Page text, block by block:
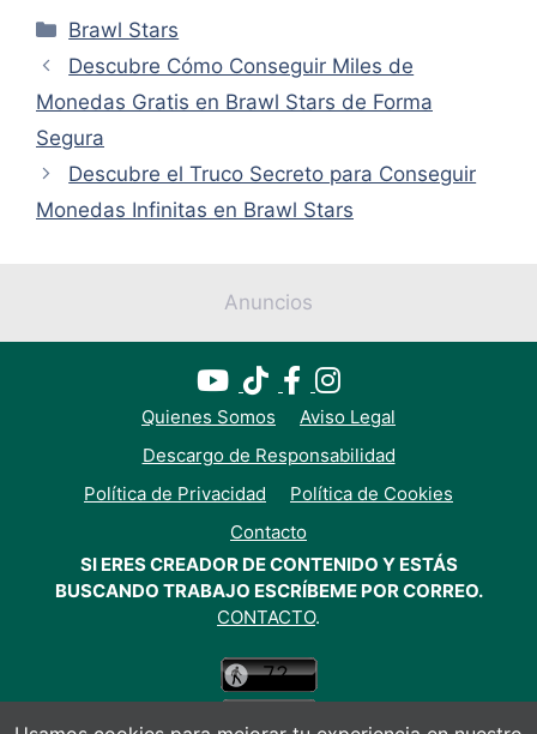
Categorías
Brawl Stars
Descubre Cómo Conseguir Miles de
Monedas Gratis en Brawl Stars de Forma
Segura
Descubre el Truco Secreto para Conseguir
Monedas Infinitas en Brawl Stars
Anuncios
Quienes Somos
Aviso Legal
Descargo de Responsabilidad
Política de Privacidad
Política de Cookies
Contacto
SI ERES CREADOR DE CONTENIDO Y ESTÁS
BUSCANDO TRABAJO ESCRÍBEME POR CORREO.
CONTACTO.